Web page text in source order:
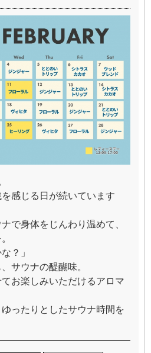
感じる日が続いています
で身体をじんわり温めて、
？」
サウナの醍醐味。
お楽しみいただけるアロマ
ったりとしたサウナ時間を